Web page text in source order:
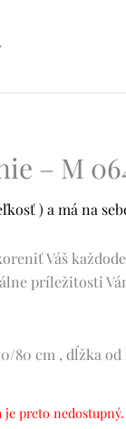
– M
) a má na
Váš
príležitosti
80 cm , dĺžka od
preto nedostupný.